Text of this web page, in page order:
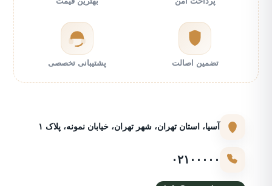
تضمین اصالت پشتیبانی تخصصی
آسیا، استان تهران، شهر تهران، خیابان نمونه، پلاک ۱
۰۲۱۰۰۰۰۰